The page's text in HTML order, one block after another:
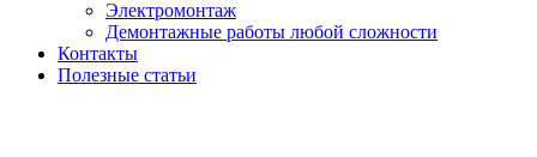
Электромонтаж
Демонтажные работы любой сложности
Контакты
Полезные статьи